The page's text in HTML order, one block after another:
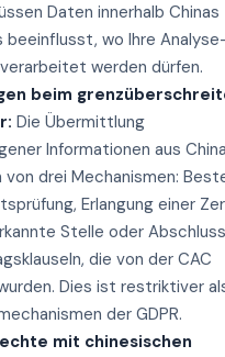
Daten innerhalb Chinas
beeinflusst, wo Ihre
werden dürfen.
beim
Die Übermittlung
Informationen aus
drei Mechanismen:
Erlangung einer
Stelle oder
die von der CAC
Dies ist restriktiver
der GDPR.
mit chinesischen